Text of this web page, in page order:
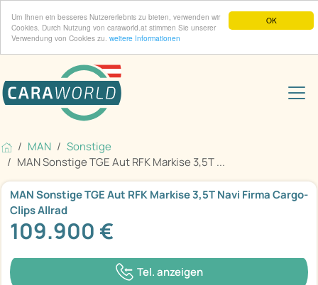
OK
Um Ihnen ein besseres Nutzererlebnis zu bieten, verwenden wir
Cookies. Durch Nutzung von caraworld.at stimmen Sie unserer
Verwendung von Cookies zu. weitere Informationen
MAN
Sonstige
MAN Sonstige TGE Aut RFK Markise 3,5T ...
MAN Sonstige TGE Aut RFK Markise 3,5T Navi Firma Cargo-
Clips Allrad
109.900 €
Tel. anzeigen